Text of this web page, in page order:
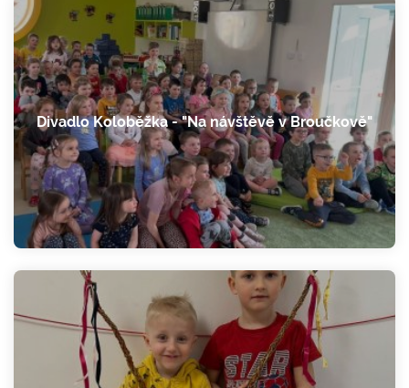
Divadlo Koloběžka - "Na návštěvě v Broučkově"